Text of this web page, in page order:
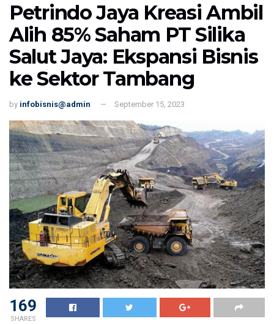
Petrindo Jaya Kreasi Ambil
Alih 85% Saham PT Silika
Salut Jaya: Ekspansi Bisnis
ke Sektor Tambang
by infobisnis@admin September 15, 2023
169
SHARES